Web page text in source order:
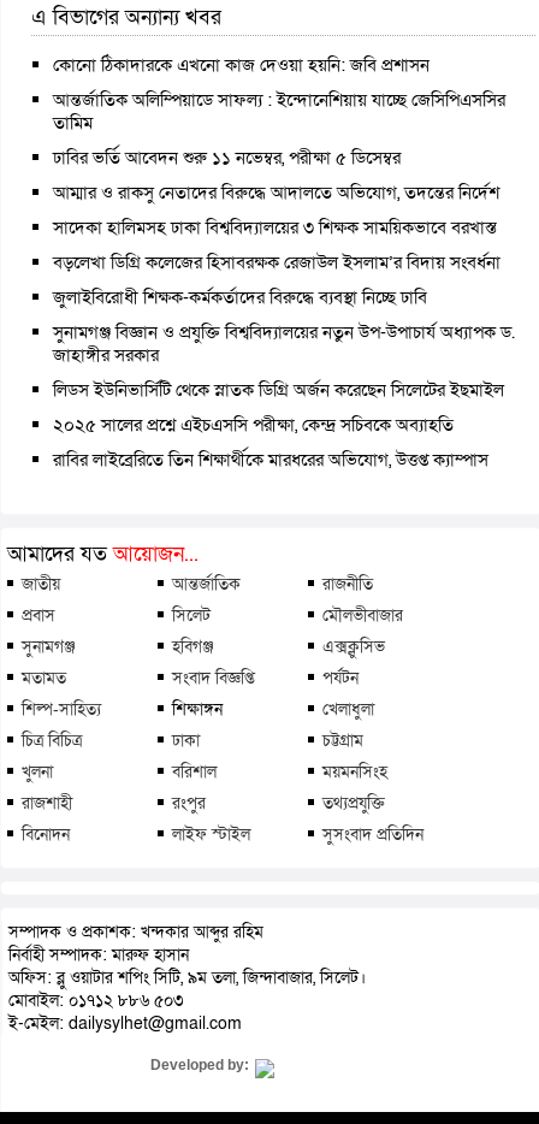
এ বিভাগের অন্যান্য খবর
কোনো ঠিকাদারকে এখনো কাজ দেওয়া হয়নি: জবি প্রশাসন
আন্তর্জাতিক অলিম্পিয়াডে সাফল্য : ইন্দোনেশিয়ায় যাচ্ছে জেসিপিএসসির
তামিম
ঢাবির ভর্তি আবেদন শুরু ১১ নভেম্বর, পরীক্ষা ৫ ডিসেম্বর
আম্মার ও রাকসু নেতাদের বিরুদ্ধে আদালতে অভিযোগ, তদন্তের নির্দেশ
সাদেকা হালিমসহ ঢাকা বিশ্ববিদ্যালয়ের ৩ শিক্ষক সাময়িকভাবে বরখাস্ত
বড়লেখা ডিগ্রি কলেজের হিসাবরক্ষক রেজাউল ইসলাম’র বিদায় সংবর্ধনা
জুলাইবিরোধী শিক্ষক-কর্মকর্তাদের বিরুদ্ধে ব্যবস্থা নিচ্ছে ঢাবি
সুনামগঞ্জ বিজ্ঞান ও প্রযুক্তি বিশ্ববিদ্যালয়ের নতুন উপ-উপাচার্য অধ্যাপক ড.
জাহাঙ্গীর সরকার
লিডস ইউনিভার্সিটি থেকে স্নাতক ডিগ্রি অর্জন করেছেন সিলেটের ইছমাইল
২০২৫ সালের প্রশ্নে এইচএসসি পরীক্ষা, কেন্দ্র সচিবকে অব্যাহতি
রাবির লাইব্রেরিতে তিন শিক্ষার্থীকে মারধরের অভিযোগ, উত্তপ্ত ক্যাম্পাস
আমাদের যতআয়োজন...
জাতীয় আন্তর্জাতিক
রাজনীতি
প্রবাস
সিলেট
মৌলভীবাজার
সুনামগঞ্জ
হবিগঞ্জ
এক্সক্লুসিভ
মতামত
সংবাদ বিজ্ঞপ্তি
পর্যটন
শিল্প-সাহিত্য
শিক্ষাঙ্গন
খেলাধুলা
চিত্র বিচিত্র
ঢাকা
চট্টগ্রাম
খুলনা
বরিশাল
ময়মনসিংহ
রাজশাহী
রংপুর
তথ্যপ্রযুক্তি
বিনোদন
লাইফ স্টাইল সুসংবাদ প্রতিদিন
সম্পাদক ও প্রকাশক: খন্দকার আব্দুর রহিম
নির্বাহী সম্পাদক: মারুফ হাসান
অফিস: ব্লু ওয়াটার শপিং সিটি, ৯ম তলা, জিন্দাবাজার, সিলেট।
মোবাইল: ০১৭১২ ৮৮৬ ৫০৩
ই-মেইল: dailysylhet@gmail.com
Developed by: